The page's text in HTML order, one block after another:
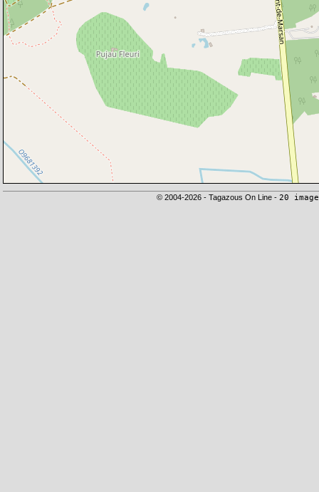
© 2004-2026 - Tagazous On Line - 20